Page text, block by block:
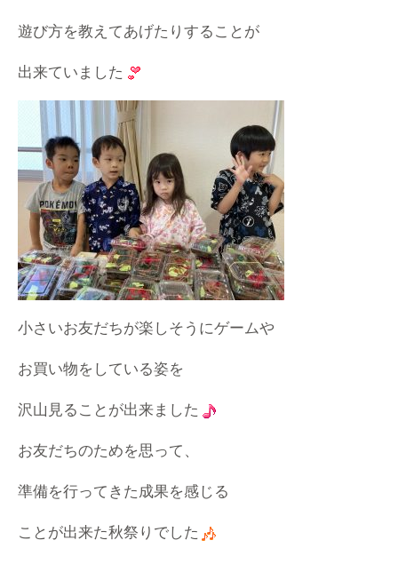
遊び方を教えてあげたりすることが
出来ていました
小さいお友だちが楽しそうにゲームや
お買い物をしている姿を
沢山見ることが出来ました
お友だちのためを思って、
準備を行ってきた成果を感じる
ことが出来た秋祭りでした